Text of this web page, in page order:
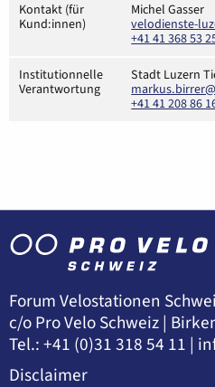
Kontakt (für
Kund:innen)
Michel Gasser
velodienste-
+41 41 368 53
Institutionnelle
Verantwortung
Stadt Luzern
+41 41 208 86
Forum Velostationen
c/o Pro Velo Schweiz |
Tel.: +41 (0)31 318 54 11 |
Disclaimer